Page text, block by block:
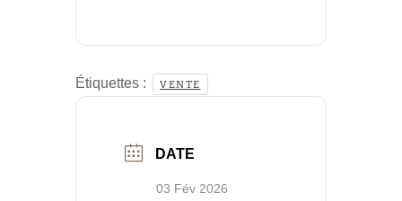
Étiquettes : VENTE
DATE
03 Fév 2026